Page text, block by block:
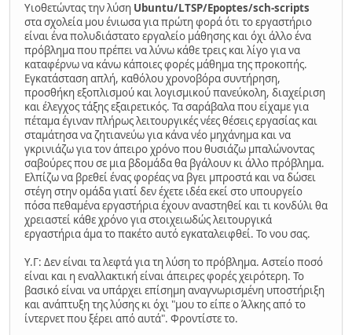
Υιοθετώντας την λύση Ubuntu/LTSP/Epoptes/sch-scripts
στα σχολεία μου ένιωσα για πρώτη φορά ότι το εργαστήριο
είναι ένα πολυδιάστατο εργαλείο μάθησης και όχι άλλο ένα
πρόβλημα που πρέπει να λύνω κάθε τρεις και λίγο για να
καταφέρνω να κάνω κάποιες φορές μάθημα της προκοπής.
Εγκατάσταση απλή, καθόλου χρονοβόρα συντήρηση,
προσθήκη εξοπλισμού και λογισμικού πανεύκολη, διαχείριση
και έλεγχος τάξης εξαιρετικός. Τα σαράβαλα που είχαμε για
πέταμα έγιναν πλήρως λειτουργικές νέες θέσεις εργασίας και
σταμάτησα να ζητιανεύω για κάνα νέο μηχάνημα και να
γκρινιάζω για τον άπειρο χρόνο που θυσιάζω μπαλώνοντας
σαβούρες που σε μια βδομάδα θα βγάλουν κι άλλο πρόβλημα.
Ελπίζω να βρεθεί ένας φορέας να βγει μπροστά και να δώσει
στέγη στην ομάδα γιατί δεν έχετε ιδέα εκεί στο υπουργείο
πόσα πεθαμένα εργαστήρια έχουν αναστηθεί και τι κονδύλι θα
χρειαστεί κάθε χρόνο για στοιχειωδώς λειτουργικά
εργαστήρια άμα το πακέτο αυτό εγκαταλειφθεί. Το νου σας.
Υ.Γ: Δεν είναι τα λεφτά για τη λύση το πρόβλημα. Αστείο ποσό
είναι και η εναλλακτική είναι άπειρες φορές χειρότερη. Το
βασικό είναι να υπάρχει επίσημη αναγνωρισμένη υποστήριξη
και ανάπτυξη της λύσης κι όχι "μου το είπε ο Άλκης από το
ίντερνετ που ξέρει από αυτά". Φροντίστε το.